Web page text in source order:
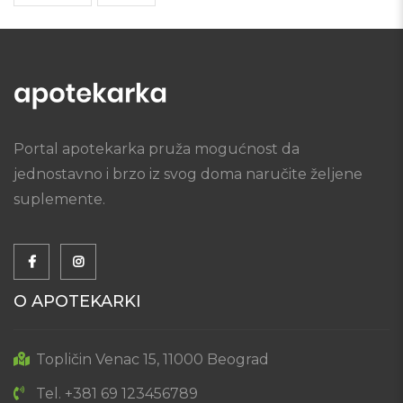
Portal apotekarka pruža mogućnost da
jednostavno i brzo iz svog doma naručite željene
suplemente.
O APOTEKARKI
Topličin Venac 15, 11000 Beograd
Tel. +381 69 123456789